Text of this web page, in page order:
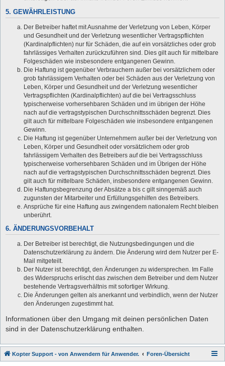
5. GEWÄHRLEISTUNG
Der Betreiber haftet mit Ausnahme der Verletzung von Leben, Körper
und Gesundheit und der Verletzung wesentlicher Vertragspflichten
(Kardinalpflichten) nur für Schäden, die auf ein vorsätzliches oder grob
fahrlässiges Verhalten zurückzuführen sind. Dies gilt auch für mittelbare
Folgeschäden wie insbesondere entgangenen Gewinn.
Die Haftung ist gegenüber Verbrauchern außer bei vorsätzlichem oder
grob fahrlässigem Verhalten oder bei Schäden aus der Verletzung von
Leben, Körper und Gesundheit und der Verletzung wesentlicher
Vertragspflichten (Kardinalpflichten) auf die bei Vertragsschluss
typischerweise vorhersehbaren Schäden und im übrigen der Höhe
nach auf die vertragstypischen Durchschnittsschäden begrenzt. Dies
gilt auch für mittelbare Folgeschäden wie insbesondere entgangenen
Gewinn.
Die Haftung ist gegenüber Unternehmern außer bei der Verletzung von
Leben, Körper und Gesundheit oder vorsätzlichem oder grob
fahrlässigem Verhalten des Betreibers auf die bei Vertragsschluss
typischerweise vorhersehbaren Schäden und im Übrigen der Höhe
nach auf die vertragstypischen Durchschnittsschäden begrenzt. Dies
gilt auch für mittelbare Schäden, insbesondere entgangenen Gewinn.
Die Haftungsbegrenzung der Absätze a bis c gilt sinngemäß auch
zugunsten der Mitarbeiter und Erfüllungsgehilfen des Betreibers.
Ansprüche für eine Haftung aus zwingendem nationalem Recht bleiben
unberührt.
6. ÄNDERUNGSVORBEHALT
Der Betreiber ist berechtigt, die Nutzungsbedingungen und die
Datenschutzerklärung zu ändern. Die Änderung wird dem Nutzer per E-
Mail mitgeteilt.
Der Nutzer ist berechtigt, den Änderungen zu widersprechen. Im Falle
des Widerspruchs erlischt das zwischen dem Betreiber und dem Nutzer
bestehende Vertragsverhältnis mit sofortiger Wirkung.
Die Änderungen gelten als anerkannt und verbindlich, wenn der Nutzer
den Änderungen zugestimmt hat.
Informationen über den Umgang mit deinen persönlichen Daten
sind in der Datenschutzerklärung enthalten.
Kopter Support - von Anwendern für Anwender. Foren-Übersicht